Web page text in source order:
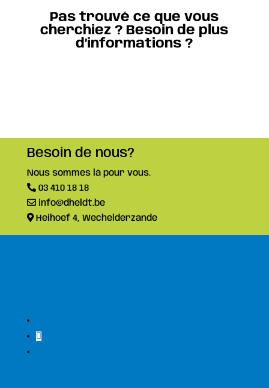
Pas trouvé ce que vous
cherchiez ? Besoin de plus
d’informations ?
Besoin de nous?
Nous sommes là pour vous.
03 410 18 18
info@dheldt.be
Heihoef 4, Wechelderzande